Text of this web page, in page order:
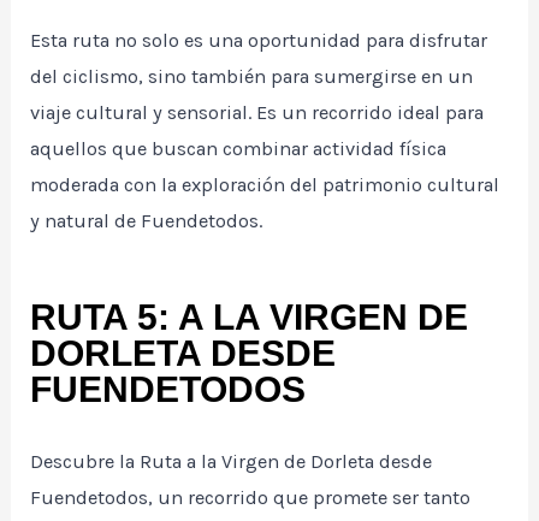
Esta ruta no solo es una oportunidad para disfrutar
del ciclismo, sino también para sumergirse en un
viaje cultural y sensorial. Es un recorrido ideal para
aquellos que buscan combinar actividad física
moderada con la exploración del patrimonio cultural
y natural de Fuendetodos.
RUTA 5: A LA VIRGEN DE
DORLETA DESDE
FUENDETODOS
Descubre la Ruta a la Virgen de Dorleta desde
Fuendetodos, un recorrido que promete ser tanto